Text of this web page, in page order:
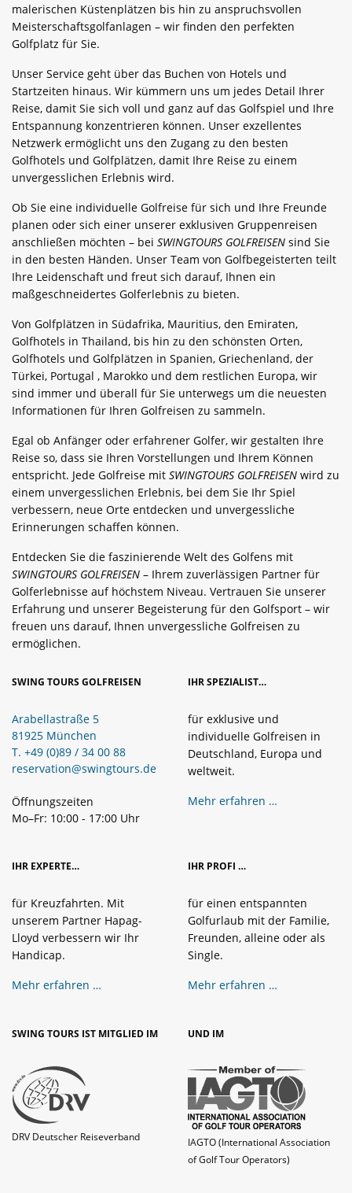
malerischen Küstenplätzen bis hin zu anspruchsvollen
Meisterschaftsgolfanlagen – wir finden den perfekten
Golfplatz für Sie.
Unser Service geht über das Buchen von Hotels und
Startzeiten hinaus. Wir kümmern uns um jedes Detail Ihrer
Reise, damit Sie sich voll und ganz auf das Golfspiel und Ihre
Entspannung konzentrieren können. Unser exzellentes
Netzwerk ermöglicht uns den Zugang zu den besten
Golfhotels und Golfplätzen, damit Ihre Reise zu einem
unvergesslichen Erlebnis wird.
Ob Sie eine individuelle Golfreise für sich und Ihre Freunde
planen oder sich einer unserer exklusiven Gruppenreisen
anschließen möchten – beiSWINGTOURS GOLFREISEN sind Sie
in den besten Händen. Unser Team von Golfbegeisterten teilt
Ihre Leidenschaft und freut sich darauf, Ihnen ein
maßgeschneidertes Golferlebnis zu bieten.
Von Golfplätzen in Südafrika, Mauritius, den Emiraten,
Golfhotels in Thailand, bis hin zu den schönsten Orten,
Golfhotels und Golfplätzen in Spanien, Griechenland, der
Türkei, Portugal , Marokko und dem restlichen Europa, wir
sind immer und überall für Sie unterwegs um die neuesten
Informationen für Ihren Golfreisen zu sammeln.
Egal ob Anfänger oder erfahrener Golfer, wir gestalten Ihre
Reise so, dass sie Ihren Vorstellungen und Ihrem Können
entspricht. Jede Golfreise mitSWINGTOURS GOLFREISEN wird zu
einem unvergesslichen Erlebnis, bei dem Sie Ihr Spiel
verbessern, neue Orte entdecken und unvergessliche
Erinnerungen schaffen können.
Entdecken Sie die faszinierende Welt des Golfens mit
SWINGTOURS GOLFREISEN – Ihrem zuverlässigen Partner für
Golferlebnisse auf höchstem Niveau. Vertrauen Sie unserer
Erfahrung und unserer Begeisterung für den Golfsport – wir
freuen uns darauf, Ihnen unvergessliche Golfreisen zu
ermöglichen.
SWING TOURS GOLFREISEN
Arabellastraße 5
81925 München
T. +49 (0)89 / 34 00 88
reservation@swingtours.de
Öffnungszeiten
Mo–Fr: 10:00 - 17:00 Uhr
IHR SPEZIALIST…
für exklusive und
individuelle Golfreisen in
Deutschland, Europa und
weltweit.
Mehr erfahren …
IHR EXPERTE…
für Kreuzfahrten. Mit
unserem Partner Hapag-
Lloyd verbessern wir Ihr
Handicap.
Mehr erfahren …
IHR PROFI …
für einen entspannten
Golfurlaub mit der Familie,
Freunden, alleine oder als
Single.
Mehr erfahren …
SWING TOURS IST MITGLIED IM
DRV Deutscher Reiseverband
UND IM
IAGTO (International Association
of Golf Tour Operators)